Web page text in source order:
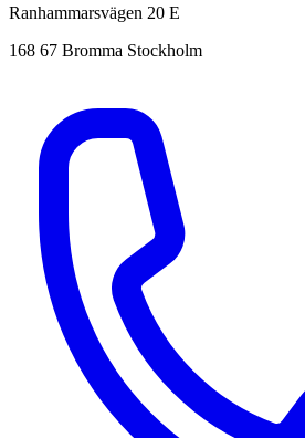
Ranhammarsvägen 20 E
168 67 Bromma Stockholm